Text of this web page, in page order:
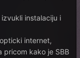
instalaciju i
internet,
pricom kako je SBB